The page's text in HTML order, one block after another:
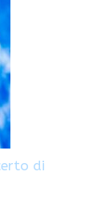
di